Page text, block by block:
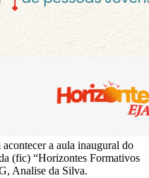
a aula inaugural do
(fic) “Horizontes Formativos
Analise da Silva.